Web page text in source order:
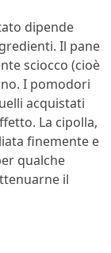
dipende
Il pane
sciocco (cioè
I pomodori
acquistati
La cipolla,
finemente e
qualche
il